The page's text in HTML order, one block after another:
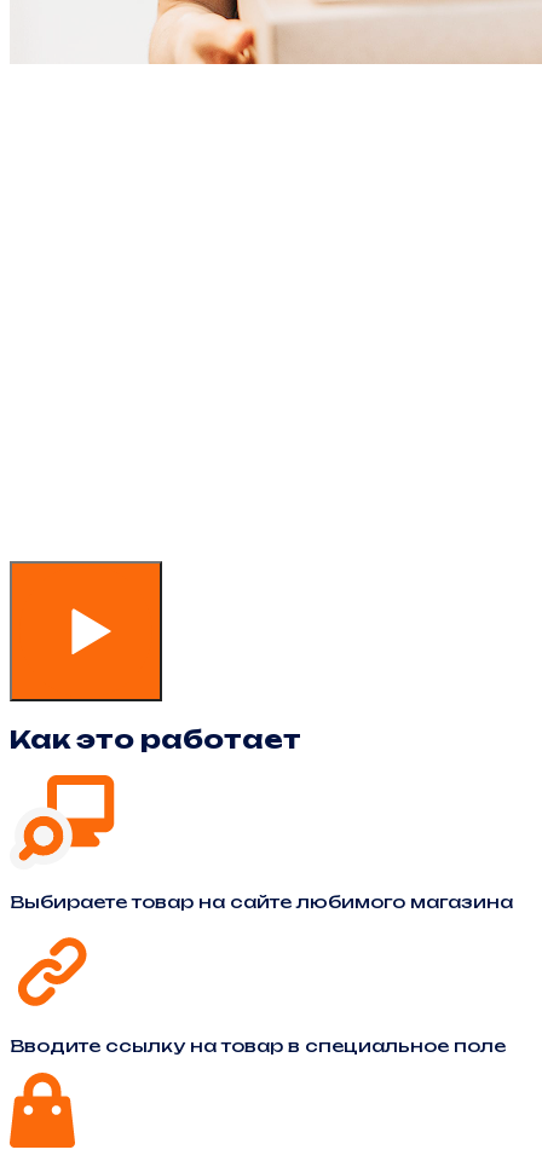
Как это работает
Выбираете товар на сайте любимого магазина
Вводите ссылку на товар в специальное поле